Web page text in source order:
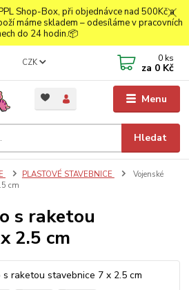
Shop-Box, při objednávce nad 500Kč a
máme skladem – odesíláme v pracovních
do 24 hodin.📦
Menu
CZK
Hledat
0 ks
za 0 Kč
PLASTOVÉ STAVEBNICE
Vojenské
cm
s raketou
2.5 cm